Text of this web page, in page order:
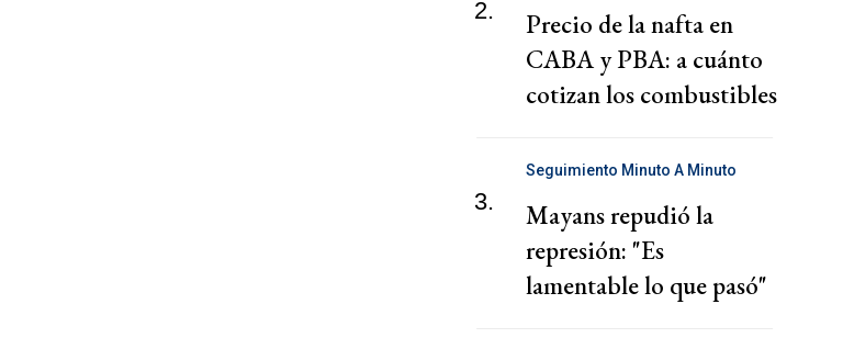
2.
Precio de la nafta en
CABA y PBA: a cuánto
cotizan los combustibles
3.
Seguimiento Minuto A Minuto
Mayans repudió la
represión: "Es
lamentable lo que pasó"